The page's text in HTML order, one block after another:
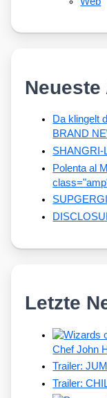
Da klingelt
BRAND
SHANGRI-
Polenta al
Letzte
Chef John
Trailer:
Trailer: